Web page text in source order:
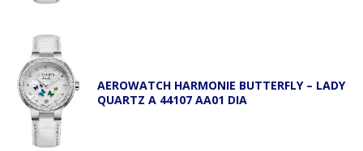
AEROWATCH HARMONIE BUTTERFLY – LADY
QUARTZ A 44107 AA01 DIA